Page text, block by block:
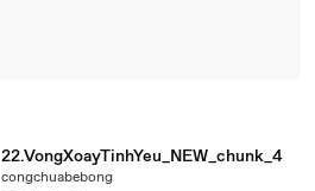
22.VongXoayTinhYeu_NEW_chunk_4
congchuabebong